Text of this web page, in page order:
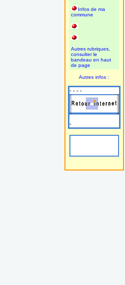
Infos de ma
commune
Autres rubriques,
consulter le
bandeau en haut
de page
Autres infos :
- - - -
-